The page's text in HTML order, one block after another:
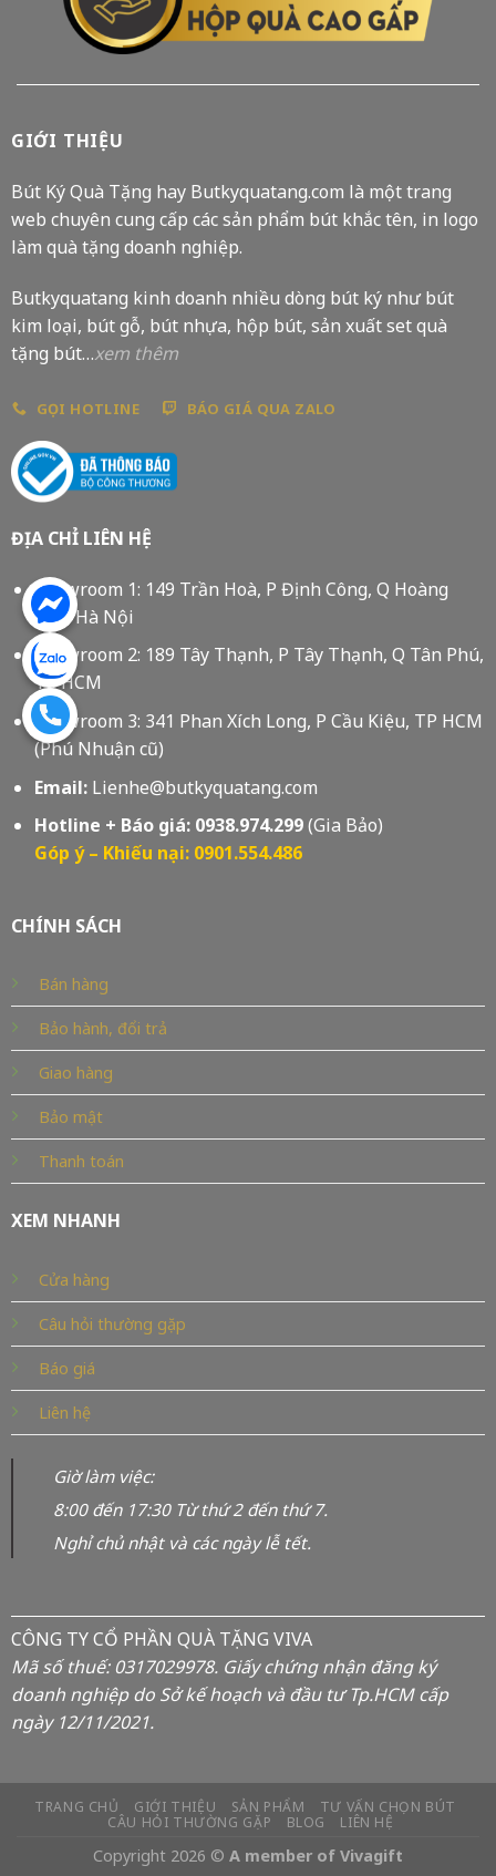
GIỚI THIỆU
Bút Ký Quà Tặng hay Butkyquatang.com là một trang
web chuyên cung cấp các sản phẩm bút khắc tên, in logo
làm quà tặng doanh nghiệp.
Butkyquatang kinh doanh nhiều dòng bút ký như bút
kim loại, bút gỗ, bút nhựa, hộp bút, sản xuất set quà
tặng bút…xem thêm
GỌI HOTLINE BÁO GIÁ QUA ZALO
ĐỊA CHỈ LIÊN HỆ
Showroom 1: 149 Trần Hoà, P Định Công, Q Hoàng
Mai, Hà Nội
Showroom 2: 189 Tây Thạnh, P Tây Thạnh, Q Tân Phú,
Tp HCM
Showroom 3: 341 Phan Xích Long, P Cầu Kiệu, TP HCM
(Phú Nhuận cũ)
Email:Lienhe@butkyquatang.com
Hotline + Báo giá: 0938.974.299(Gia Bảo)
Góp ý – Khiếu nại: 0901.554.486
CHÍNH SÁCH
Bán hàng
Bảo hành, đổi trả
Giao hàng
Bảo mật
Thanh toán
XEM NHANH
Cửa hàng
Câu hỏi thường gặp
Báo giá
Liên hệ
Giờ làm việc:
8:00 đến 17:30 Từ thứ 2 đến thứ 7.
Nghỉ chủ nhật và các ngày lễ tết.
CÔNG TY CỔ PHẦN QUÀ TẶNG VIVA
Mã số thuế: 0317029978. Giấy chứng nhận đăng ký
doanh nghiệp do Sở kế hoạch và đầu tư Tp.HCM cấp
ngày 12/11/2021.
TRANG CHỦ GIỚI THIỆU SẢN PHẨM
TƯ VẤN CHỌN BÚT
CÂU HỎI THƯỜNG GẶP
BLOG LIÊN HỆ
Copyright 2026 © A member of Vivagift